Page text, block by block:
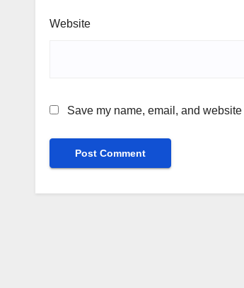
Website
Save my name, email, and